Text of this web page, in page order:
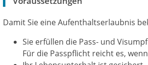
Damit Sie eine Aufenthaltserlaubnis
Sie erfüllen die Pass- und
Für die Passpflicht reicht es,